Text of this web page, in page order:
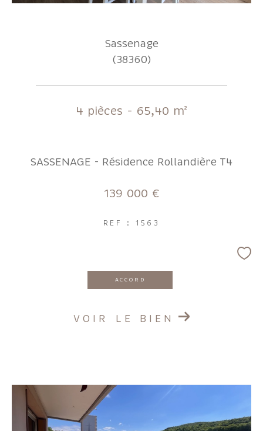
Sassenage
(38360)
4 pièces - 65,40 m²
SASSENAGE - Résidence Rollandière T4
139 000 €
REF : 1563
ACCORD
VOIR LE BIEN